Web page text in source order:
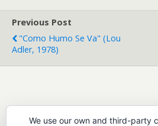
Previous Post
"Como Humo Se Va" (Lou
Adler, 1978)
Leave a Reply
We use our own and third-party